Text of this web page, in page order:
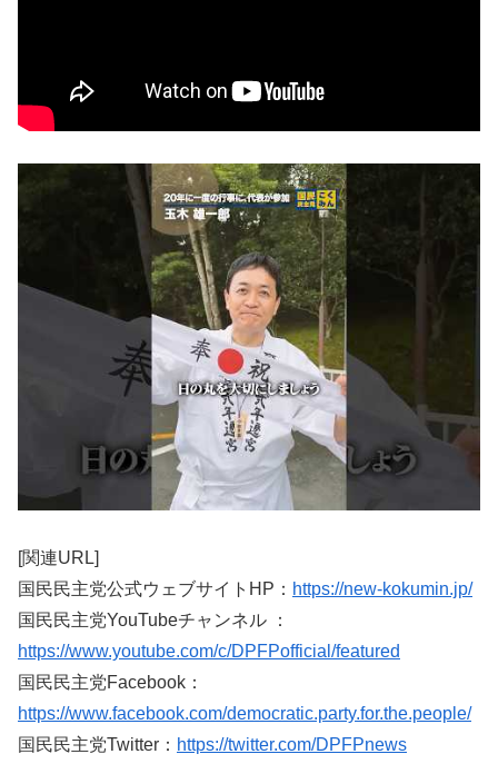
[関連URL]
国民民主党公式ウェブサイトHP： https://new-kokumin.jp/
国民民主党YouTubeチャンネル ：
https://www.youtube.com/c/DPFPofficial/featured
国民民主党Facebook：
https://www.facebook.com/democratic.party.for.the.people/
国民民主党Twitter： https://twitter.com/DPFPnews